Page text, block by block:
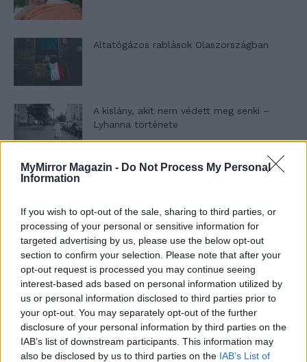
MyMirror Magazin - Do Not Process My Personal
Information
If you wish to opt-out of the sale, sharing to third parties, or
processing of your personal or sensitive information for
targeted advertising by us, please use the below opt-out
section to confirm your selection. Please note that after your
opt-out request is processed you may continue seeing
interest-based ads based on personal information utilized by
us or personal information disclosed to third parties prior to
your opt-out. You may separately opt-out of the further
disclosure of your personal information by third parties on the
IAB’s list of downstream participants. This information may
also be disclosed by us to third parties on the IAB’s List of
Altatógázos rablások Olaszországban
A kislány, akit nem védett meg senki –
Lyhanna története
T. Barnett: Gyilkosság a Garda-tónál 12.
T. szereti a fiatal lányokat 13. rész
Minka 10. rész